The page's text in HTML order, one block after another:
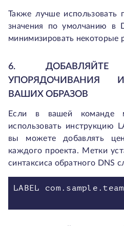
Также лучше
значения по умолчанию в
минимизировать некоторые
6.
УПОРЯДОЧИВАНИЯ
ВАШИХ ОБРАЗОВ
Если в вашей команде
использовать инструкцию
вы можете добавлять
каждого проекта. Метки
синтаксиса обратного DNS
LABEL